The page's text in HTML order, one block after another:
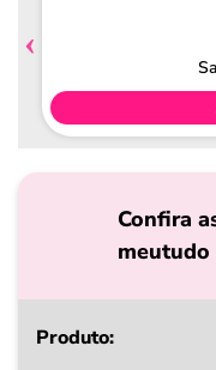
Confira
meutudo
Produto